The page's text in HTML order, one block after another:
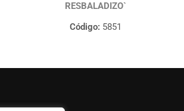
RESBALADIZO`
Código: 5851